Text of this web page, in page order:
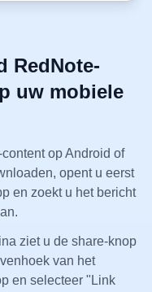
RedNote-
uw mobiele
op Android of
opent u eerst
en zoekt u het bericht
ziet u de share-knop
van het
en selecteer "Link